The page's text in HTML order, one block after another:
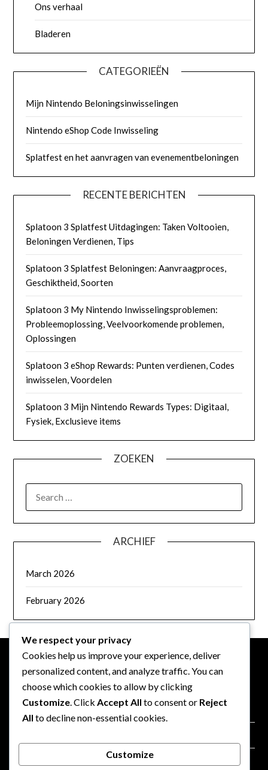
Ons verhaal
Bladeren
CATEGORIEËN
Mijn Nintendo Beloningsinwisselingen
Nintendo eShop Code Inwisseling
Splatfest en het aanvragen van evenementbeloningen
RECENTE BERICHTEN
Splatoon 3 Splatfest Uitdagingen: Taken Voltooien,
Beloningen Verdienen, Tips
Splatoon 3 Splatfest Beloningen: Aanvraagproces,
Geschiktheid, Soorten
Splatoon 3 My Nintendo Inwisselingsproblemen:
Probleemoplossing, Veelvoorkomende problemen,
Oplossingen
Splatoon 3 eShop Rewards: Punten verdienen, Codes
inwisselen, Voordelen
Splatoon 3 Mijn Nintendo Rewards Types: Digitaal,
Fysiek, Exclusieve items
ZOEKEN
FOR:
ARCHIEF
March 2026
February 2026
JURIDISCH
Contact
We respect your privacy
Cookies help us improve your experience, deliver
personalized content, and analyze traffic. You can
choose which cookies to allow by clicking
Customize . Click Accept All to consent or Reject
All to decline non-essential cookies.
Customize